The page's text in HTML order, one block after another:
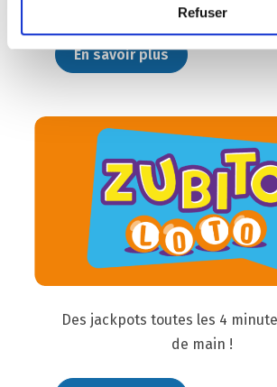
Refuser
En savoir plus
Des jackpots toutes les 4
de main !